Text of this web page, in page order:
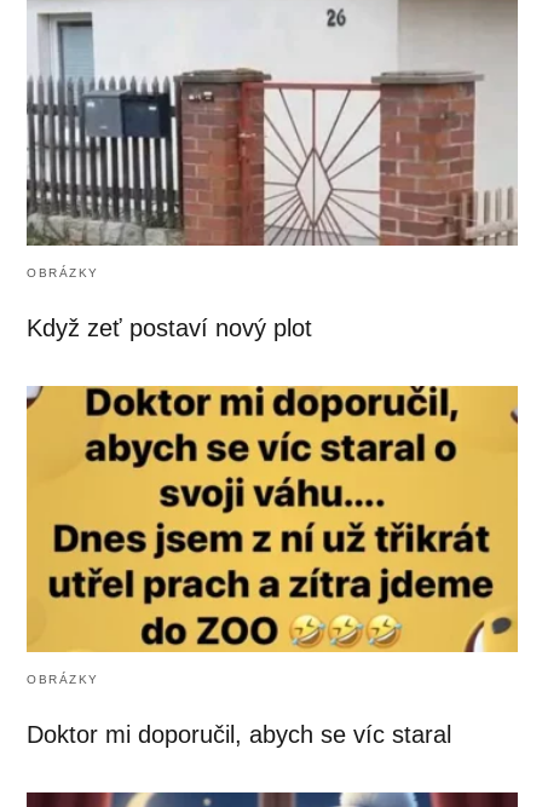
OBRÁZKY
Když zeť postaví nový plot
OBRÁZKY
Doktor mi doporučil, abych se víc staral